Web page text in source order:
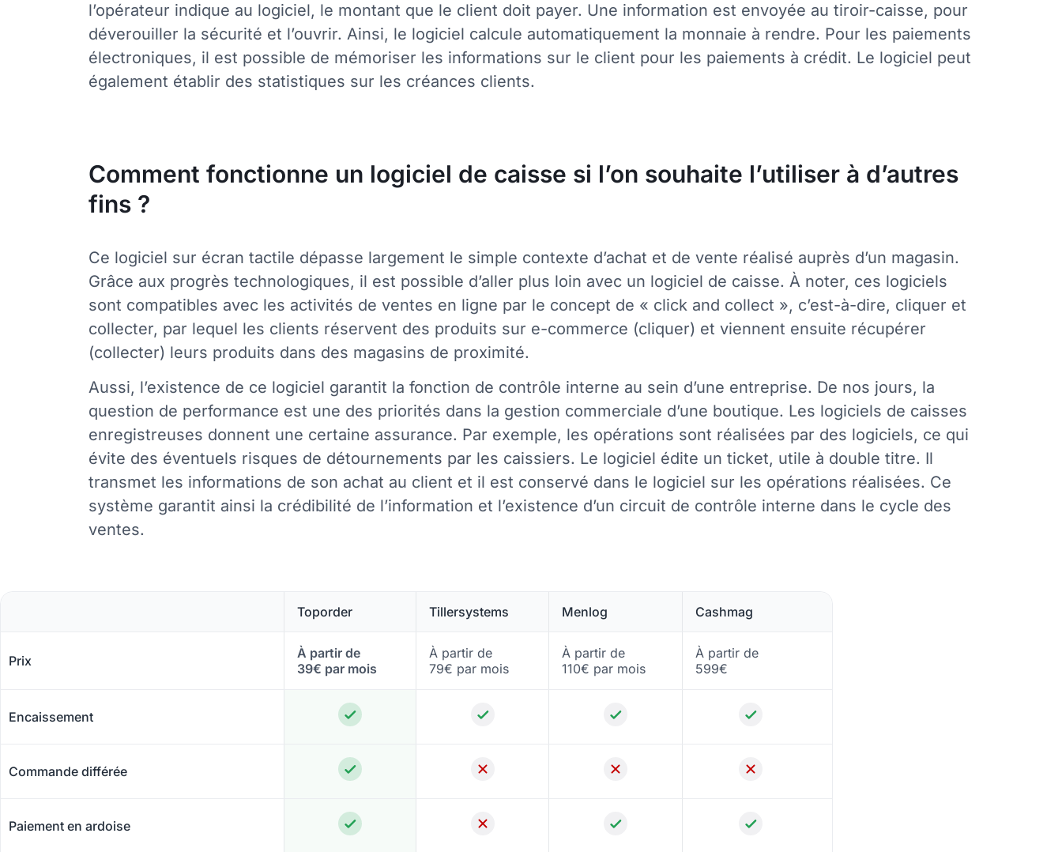
l’opérateur indique au logiciel, le montant que le client doit payer. Une information est envoyée au tiroir-caisse, pour
déverouiller la sécurité et l’ouvrir. Ainsi, le logiciel calcule automatiquement la monnaie à rendre. Pour les paiements
électroniques, il est possible de mémoriser les informations sur le client pour les paiements à crédit. Le logiciel peut
également établir des statistiques sur les créances clients.
Comment fonctionne un logiciel de caisse si l’on souhaite l’utiliser à d’autres
fins ?
Ce logiciel sur écran tactile dépasse largement le simple contexte d’achat et de vente réalisé auprès d’un magasin.
Grâce aux progrès technologiques, il est possible d’aller plus loin avec un logiciel de caisse. À noter, ces logiciels
sont compatibles avec les activités de ventes en ligne par le concept de « click and collect », c’est-à-dire, cliquer et
collecter, par lequel les clients réservent des produits sur e-commerce (cliquer) et viennent ensuite récupérer
(collecter) leurs produits dans des magasins de proximité.
Aussi, l’existence de ce logiciel garantit la fonction de contrôle interne au sein d’une entreprise. De nos jours, la
question de performance est une des priorités dans la gestion commerciale d’une boutique. Les logiciels de caisses
enregistreuses donnent une certaine assurance. Par exemple, les opérations sont réalisées par des logiciels, ce qui
évite des éventuels risques de détournements par les caissiers. Le logiciel édite un ticket, utile à double titre. Il
transmet les informations de son achat au client et il est conservé dans le logiciel sur les opérations réalisées. Ce
système garantit ainsi la crédibilité de l’information et l’existence d’un circuit de contrôle interne dans le cycle des
ventes.
Toporder Tillersystems Menlog Cashmag
Prix
À partir de
39€ par mois
À partir de
79€ par mois
À partir de
110€ par mois
À partir de
599€
Encaissement
Commande différée
Paiement en ardoise